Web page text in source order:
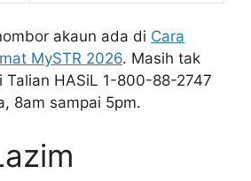
akaun ada di Cara
MySTR 2026. Masih tak
Talian HASiL 1-800-88-2747
8am sampai 5pm.